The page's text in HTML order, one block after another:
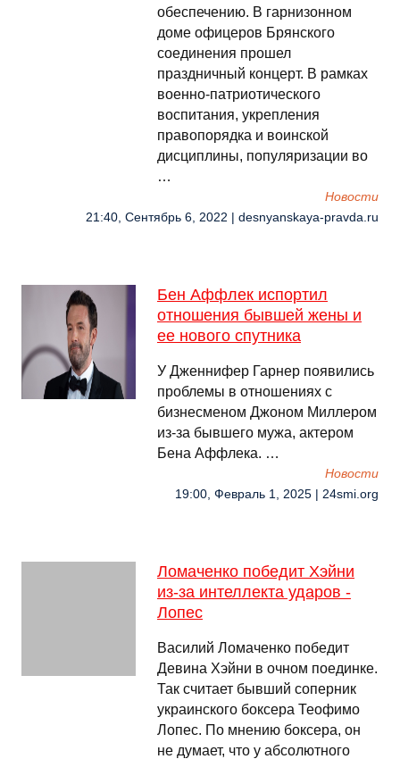
обеспечению. В гарнизонном
доме офицеров Брянского
соединения прошел
праздничный концерт. В рамках
военно-патриотического
воспитания, укрепления
правопорядка и воинской
дисциплины, популяризации во
…
Новости
21:40, Сентябрь 6, 2022 | desnyanskaya-pravda.ru
Бен Аффлек испортил
отношения бывшей жены и
ее нового спутника
У Дженнифер Гарнер появились
проблемы в отношениях с
бизнесменом Джоном Миллером
из-за бывшего мужа, актером
Бена Аффлека. …
Новости
19:00, Февраль 1, 2025 | 24smi.org
Ломаченко победит Хэйни
из-за интеллекта ударов -
Лопес
Василий Ломаченко победит
Девина Хэйни в очном поединке.
Так считает бывший соперник
украинского боксера Теофимо
Лопес. По мнению боксера, он
не думает, что у абсолютного